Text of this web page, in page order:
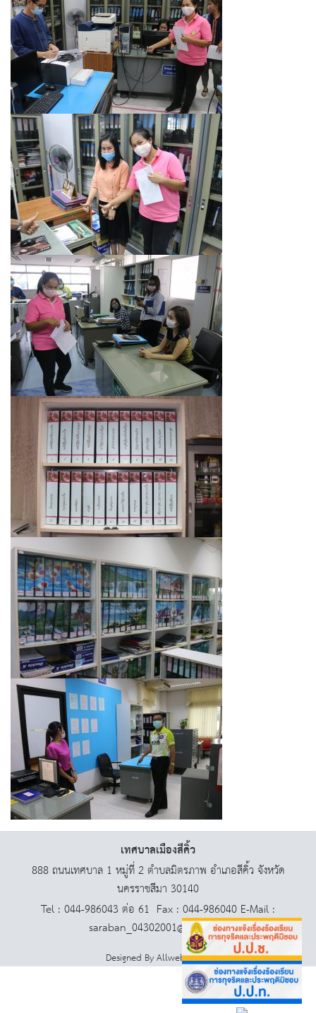
เทศบาลเมืองสีคิ้ว
888 ถนนเทศบาล 1 หมู่ที่ 2 ตำบลมิตรภาพ อำเภอสีคิ้ว จังหวัด
นครราชสีมา 30140
Tel : 044-986043 ต่อ 61 Fax : 044-986040 E-Mail :
saraban_04302001@dla.go.th
Designed ByAllwebGroup